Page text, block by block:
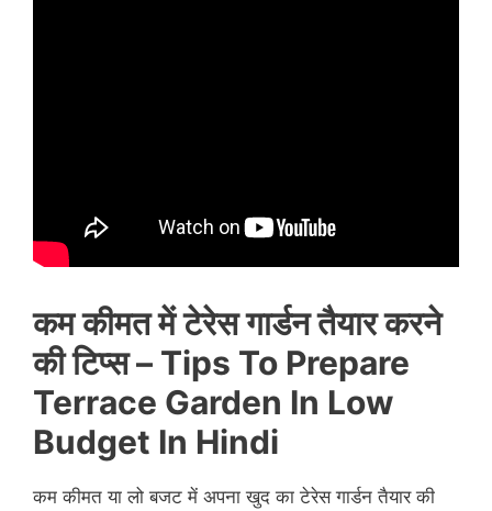
कम कीमत में टेरेस गार्डन तैयार करने
की टिप्स – Tips To Prepare
Terrace Garden In Low
Budget In Hindi
कम कीमत या लो बजट में अपना खुद का टेरेस गार्डन तैयार की